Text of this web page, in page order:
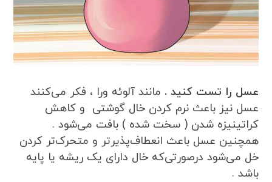
عسل را تست کنید . مانند آلوئه ورا ، فکر می‌کنند
عسل نیز باعث نرم کردن خال گوشتی و کاهش
کراتینیزه شدن ( سخت شده ) بافت می‌شود .
همچنین عسل باعث انعطاف‌پذیرتر و متحرک‌تر کردن
خل می‌شود درصورتی‌که خال دارای یک ریشه یا پایه
باشد .